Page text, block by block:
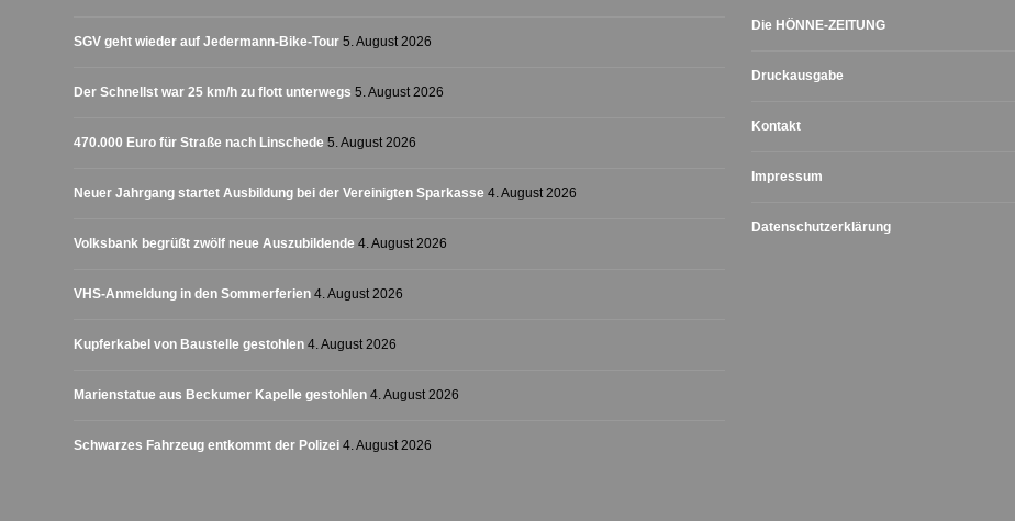
SGV geht wieder auf Jedermann-Bike-Tour 5. August 2026
Der Schnellst war 25 km/h zu flott unterwegs 5. August 2026
470.000 Euro für Straße nach Linschede 5. August 2026
Neuer Jahrgang startet Ausbildung bei der Vereinigten Sparkasse 4. August 2026
Volksbank begrüßt zwölf neue Auszubildende 4. August 2026
VHS-Anmeldung in den Sommerferien 4. August 2026
Kupferkabel von Baustelle gestohlen 4. August 2026
Marienstatue aus Beckumer Kapelle gestohlen 4. August 2026
Schwarzes Fahrzeug entkommt der Polizei 4. August 2026
Die HÖNNE-ZEITUNG
Druckausgabe
Kontakt
Impressum
Datenschutzerklärung